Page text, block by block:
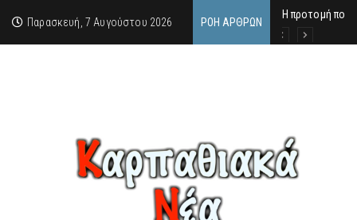
Παρασκευή, 7 Αυγούστου 2026 ΡΟΉ ΆΡΘΡΩΝ
Η προτομή που
Ο αιώνιος
Δικαστική